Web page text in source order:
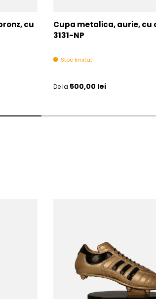
cu
Cupa metalica, aurie, cu
3131-NP
Stoc limitat!
Pret initial
De la 500,00 lei